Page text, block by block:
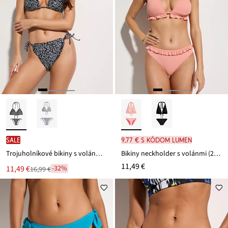
SALE
Trojuholníkové bikiny s volánmi (2-dielne)
Nová
cena
je
11,49 €
Zľava
16,99 €
16,99 €-32%
9,77 € s kódom LUMEN
Bikiny neckholder s volánmi (2-dielne)
11,49 €